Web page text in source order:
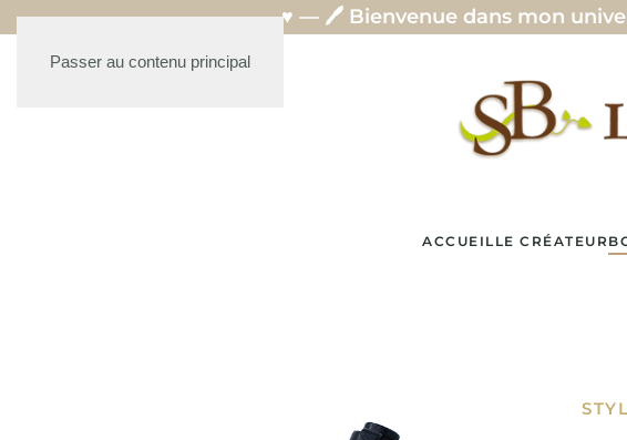
Passer au contenu principal
— ♥ — 🖊️ Bienvenue dans mon univers de stylos
ACCUEIL LE CRÉATEUR